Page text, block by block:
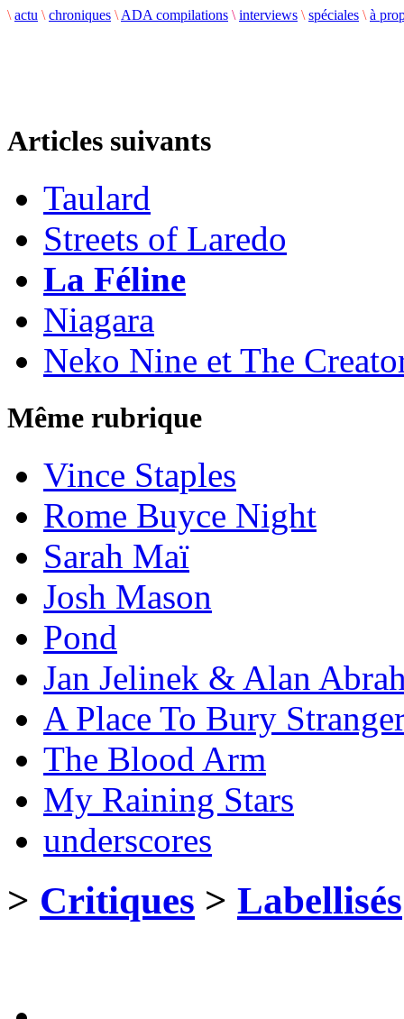
\ actu \ chroniques \ ADA compilations \ interviews \ spéciales \ à
Articles suivants
Taulard
Streets of Laredo
La Féline
Niagara
Neko Nine et The
Même rubrique
Vince Staples
Rome Buyce Night
Sarah Maï
Josh Mason
Pond
Jan Jelinek & Alan
A Place To Bury
The Blood Arm
My Raining Stars
underscores
> Critiques > Labellisés